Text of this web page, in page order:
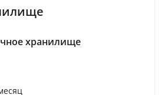
хранилище